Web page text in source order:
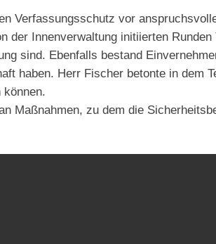
Verfassungsschutz vor
Innenverwaltung initiierten
sind. Ebenfalls bestand
haben. Herr Fischer betonte in dem
Maßnahmen, zu dem die